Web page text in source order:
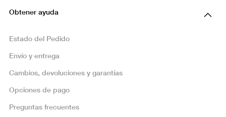
Obtener ayuda
Estado del Pedido
Envío y entrega
Cambios, devoluciones y garantías
Opciones de pago
Preguntas frecuentes